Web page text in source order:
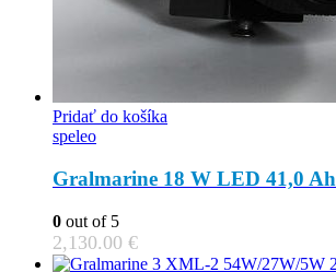
Pridať do košíka
speleo
Gralmarine 18 W LED 41,0 Ah
0 out of 5
2,130.00 €